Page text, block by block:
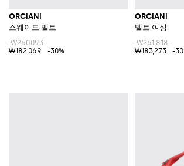
ORCIANI
스웨이드 벨트
₩260,093
₩182,069
-30%
ORCIANI
벨트 여성
₩261,818
₩183,273
-